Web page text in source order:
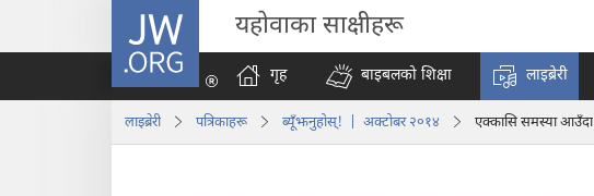
JW.ORG यहोवाका साक्षीहरू
गृह बाइबलको शिक्षा लाइब्रेरी
लाइब्रेरी पत्रिकाहरू ब्यूँझनुहोस्! | अक्टोबर २०१४ एक्कासि समस्या आउँदा